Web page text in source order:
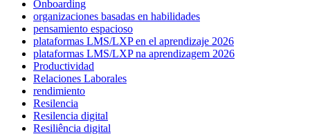
Onboarding
organizaciones basadas en habilidades
pensamiento espacioso
plataformas LMS/LXP en el aprendizaje 2026
plataformas LMS/LXP na aprendizagem 2026
Productividad
Relaciones Laborales
rendimiento
Resilencia
Resilencia digital
Resiliência digital